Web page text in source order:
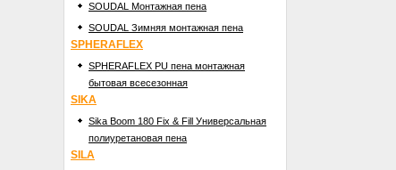
SOUDAL Монтажная пена
SOUDAL Зимняя монтажная пена
SPHERAFLEX
SPHERAFLEX PU пена монтажная
бытовая всесезонная
SIKA
Sika Boom 180 Fix & Fill Универсальная
полиуретановая пена
SILA